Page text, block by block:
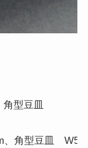
型豆皿
角型豆皿　